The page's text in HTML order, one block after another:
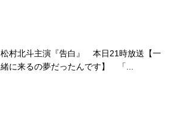
松村北斗主演『告白』 本日21時放送【一
緒に来るの夢だったんです】 「...